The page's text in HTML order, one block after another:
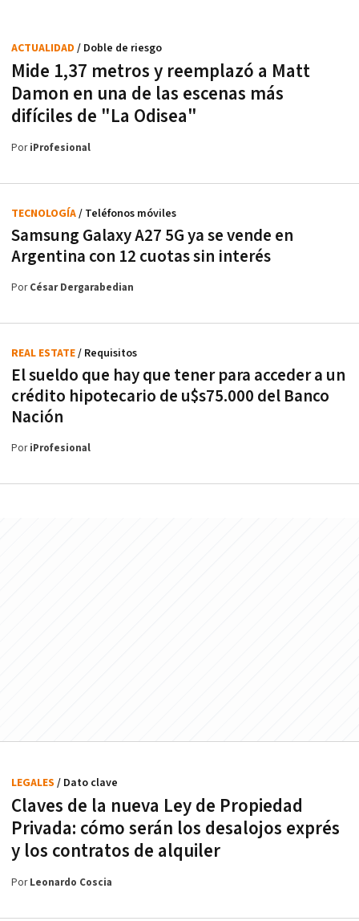
Mide 1,37 metros y reemplazó a Matt
Damon en una de las escenas más
difíciles de "La Odisea"
ACTUALIDAD / Doble de riesgo
PoriProfesional
Samsung Galaxy A27 5G ya se vende en
Argentina con 12 cuotas sin interés
TECNOLOGÍA/ Teléfonos móviles
PorCésar Dergarabedian
El sueldo que hay que tener para acceder a un
crédito hipotecario de u$s75.000 del Banco
Nación
REAL ESTATE/ Requisitos
PoriProfesional
Claves de la nueva Ley de Propiedad
Privada: cómo serán los desalojos exprés
y los contratos de alquiler
LEGALES / Dato clave
PorLeonardo Coscia